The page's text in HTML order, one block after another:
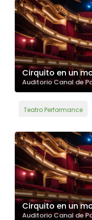
Cirquito en un
Auditorio Canal de
Teatro Performance
Cirquito en un
Auditorio Canal de